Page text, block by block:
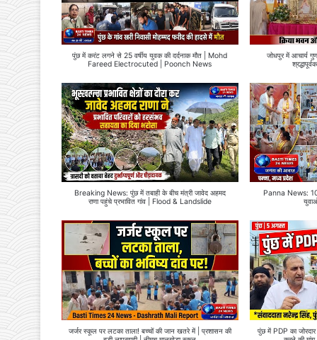
पुंछ में करंट लगने से 25 वर्षीय युवक की दर्दनाक मौत | Mohd
Fareed Electrocuted | Poonch News
जोधपुर में आचार्य
Breaking News: पुंछ में तबाही के बीच मंत्री जावेद अहमद
राणा पहुंचे प्रभावित गांव | Flood & Landslide
Panna News: 10
जर्जर स्कूल पर लटका ताला! बच्चों की जान खतरे में | प्रशासन की
पुंछ में PDP का